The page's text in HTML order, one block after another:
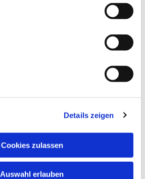
Details zeigen
Cookies zulassen
Auswahl erlauben